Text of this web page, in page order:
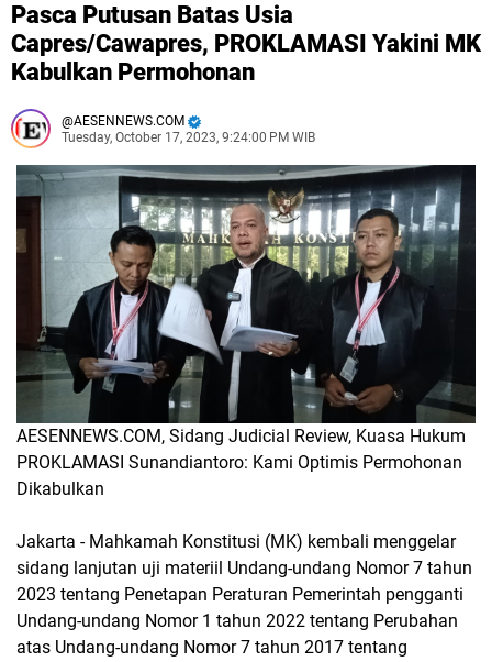
Pasca Putusan Batas Usia
Capres/Cawapres, PROKLAMASI Yakini MK
Kabulkan Permohonan
AESENNEWS.COM
Tuesday, October 17, 2023, 9:24:00 PM WIB
AESENNEWS.COM, Sidang Judicial Review, Kuasa Hukum
PROKLAMASI Sunandiantoro: Kami Optimis Permohonan
Dikabulkan
Jakarta - Mahkamah Konstitusi (MK) kembali menggelar
sidang lanjutan uji materiil Undang-undang Nomor 7 tahun
2023 tentang Penetapan Peraturan Pemerintah pengganti
Undang-undang Nomor 1 tahun 2022 tentang Perubahan
atas Undang-undang Nomor 7 tahun 2017 tentang